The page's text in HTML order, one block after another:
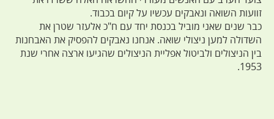
זוועות השואה ונאבקים עכשיו על קיום בכבוד.
כבר שנים שאני מוביל בכנסת יחד עם ח"כ אלעזר שטרן את
השדולה למען ניצולי שואה. אנחנו נאבקים להפסיק את האבחנות
בין הניצולים ולביטול אפליית הניצולים שהגיעו ארצה אחרי שנת
1953.